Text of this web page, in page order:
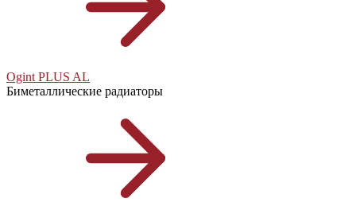
Ogint PLUS AL
Биметаллические радиаторы